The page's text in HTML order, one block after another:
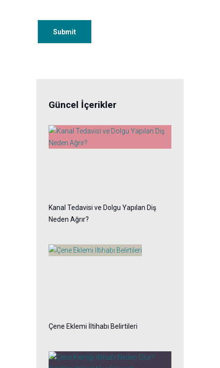
Güncel İçerikler
Kanal Tedavisi ve Dolgu Yapılan Diş
Neden Ağrır?
Çene Eklemi İltihabı Belirtileri